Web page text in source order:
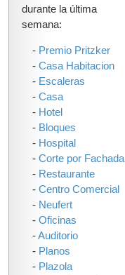
durante la última
semana:
- Premio Pritzker
- Casa Habitacion
- Escaleras
- Casa
- Hotel
- Bloques
- Hospital
- Corte por Fachada
- Restaurante
- Centro Comercial
- Neufert
- Oficinas
-Auditorio
- Planos
- Plazola